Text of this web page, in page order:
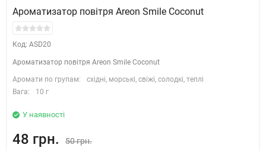
Ароматизатор повітря Areon Smile Coconut
Код: ASD20
Ароматизатор повітря Areon Smile Coconut
Аромати по групам:
східні, морські, свіжі, солодкі, теплі
Вага:
10 г
У наявності
48 грн. 50 грн.